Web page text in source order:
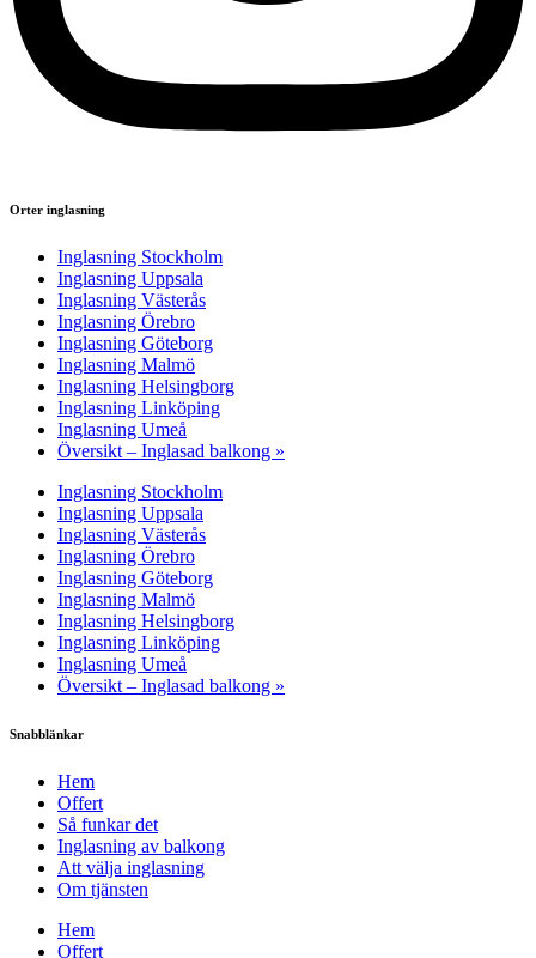
Orter inglasning
Inglasning Stockholm
Inglasning Uppsala
Inglasning Västerås
Inglasning Örebro
Inglasning Göteborg
Inglasning Malmö
Inglasning Helsingborg
Inglasning Linköping
Inglasning Umeå
Översikt – Inglasad balkong »
Inglasning Stockholm
Inglasning Uppsala
Inglasning Västerås
Inglasning Örebro
Inglasning Göteborg
Inglasning Malmö
Inglasning Helsingborg
Inglasning Linköping
Inglasning Umeå
Översikt – Inglasad balkong »
Snabblänkar
Hem
Offert
Så funkar det
Inglasning av balkong
Att välja inglasning
Om tjänsten
Hem
Offert